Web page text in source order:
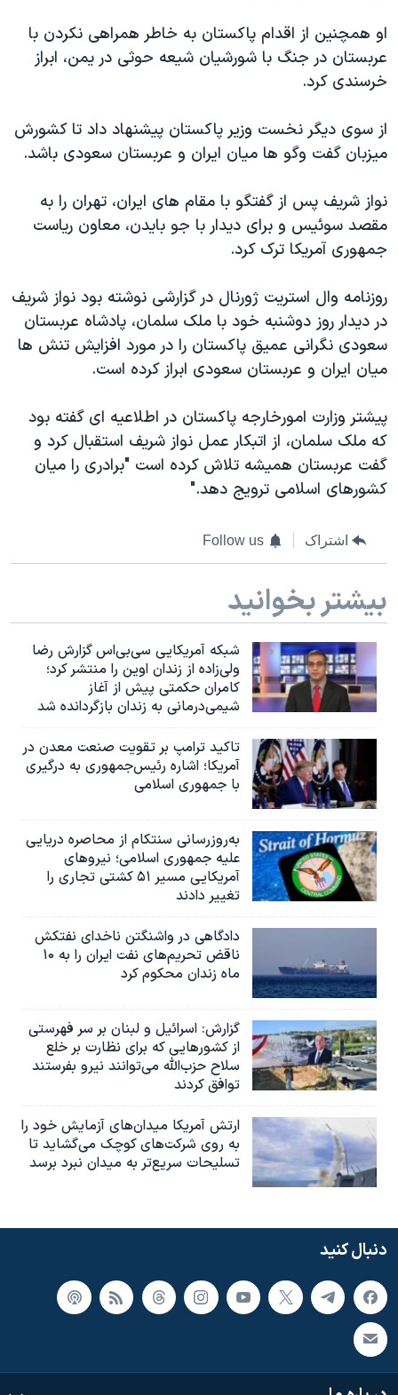
او همچنین از اقدام پاکستان به خاطر همراهی نکردن با
عربستان در جنگ با شورشیان شیعه حوثی در یمن، ابراز
خرسندی کرد.
از سوی دیگر نخست وزیر پاکستان پیشنهاد داد تا کشورش
میزبان گفت وگو ها میان ایران و عربستان سعودی باشد.
نواز شریف پس از گفتگو با مقام های ایران، تهران را به
مقصد سوئیس و برای دیدار با جو بایدن، معاون ریاست
جمهوری آمریکا ترک کرد.
روزنامه وال استریت ژورنال در گزارشی نوشته بود نواز شریف
در دیدار روز دوشنبه خود با ملک سلمان، پادشاه عربستان
سعودی نگرانی عمیق پاکستان را در مورد افزایش تنش ها
میان ایران و عربستان سعودی ابراز کرده است.
پیشتر وزارت امورخارجه پاکستان در اطلاعیه ای گفته بود
که ملک سلمان، از اتبکار عمل نواز شریف استقبال کرد و
گفت عربستان همیشه تلاش کرده است "برادری را میان
کشورهای اسلامی ترویج دهد."
اشتراک Follow us
بیشتر بخوانید
شبکه آمریکایی سی‌بی‌‌اس گزارش رضا
ولی‌زاده از زندان اوین را منتشر کرد؛
کامران حکمتی پیش از آغاز
شیمی‌درمانی به زندان بازگردانده شد
تاکید ترامپ بر تقویت صنعت معدن در
آمریکا؛ اشاره رئیس‌جمهوری به درگیری
با جمهوری اسلامی
به‌روزرسانی سنتکام از محاصره دریایی
علیه جمهوری اسلامی؛ نیروهای
آمریکایی مسیر ۵۱ کشتی تجاری را
تغییر دادند
دادگاهی در واشنگتن ناخدای نفتکش
ناقض تحریم‌های نفت ایران را به ۱۰
ماه زندان محکوم کرد
گزارش‌: اسرائيل و لبنان بر سر فهرستی
از کشورهایی که برای نظارت بر خلع
سلاح حزب‌الله می‌توانند نیرو بفرستند
توافق کردند
ارتش آمریکا میدان‌های آزمایش خود را
به روی شرکت‌های کوچک می‌گشاید تا
تسلیحات سریع‌تر به میدان نبرد برسد
دنبال کنید